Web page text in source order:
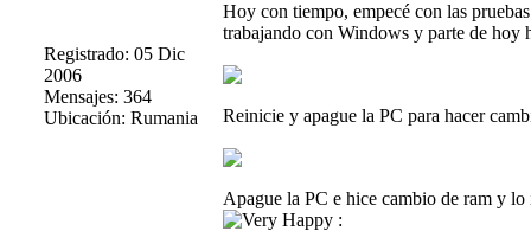
Registrado: 05 Dic
2006
Mensajes: 364
Ubicación: Rumania
Hoy con tiempo, empecé con las
trabajando con Windows y parte de hoy
Reinicie y apague la PC para hacer
Apague la PC e hice cambio de ram y
: